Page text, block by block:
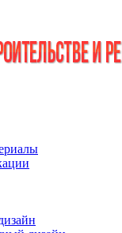
Всё о строительстве